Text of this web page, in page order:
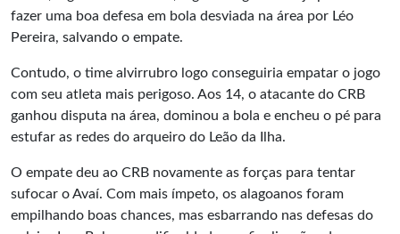
fazer uma boa defesa em bola desviada na área por Léo
Pereira, salvando o empate.
Contudo, o time alvirrubro logo conseguiria empatar o jogo
com seu atleta mais perigoso. Aos 14, o atacante do CRB
ganhou disputa na área, dominou a bola e encheu o pé para
estufar as redes do arqueiro do Leão da Ilha.
O empate deu ao CRB novamente as forças para tentar
sufocar o Avaí. Com mais ímpeto, os alagoanos foram
empilhando boas chances, mas esbarrando nas defesas do